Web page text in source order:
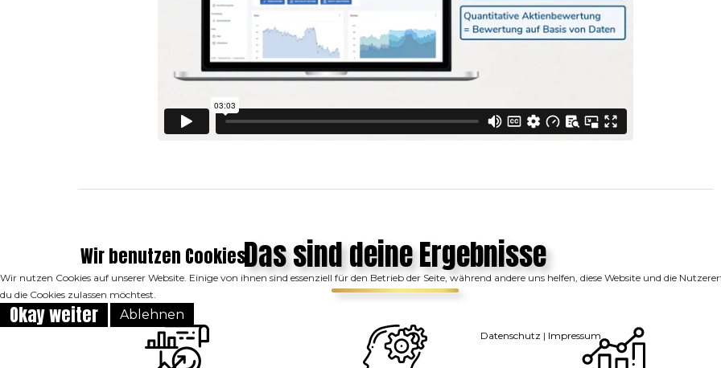
Das sind deine Ergebnisse
Wir benutzen Cookies
Wir nutzen Cookies auf unserer Website. Einige von ihnen sind essenziell für den Betrieb der Seite, während andere uns helfen, diese Website und die
du die Cookies zulassen möchtest.
Okay weiter Ablehnen
Datenschutz | Impressum